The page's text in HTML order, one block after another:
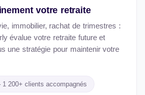
votre retraite
immobilier, rachat de trimestres :
évalue votre retraite future et
une stratégie pour maintenir votre
1 200+ clients accompagnés